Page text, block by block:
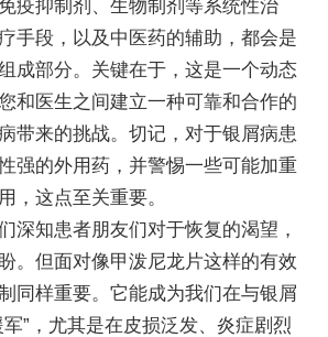
疫抑制剂、生物制剂等系统性治
手段，以及中医药的辅助，都会是
成部分。关键在于，这是一个动态
和医生之间建立一种可靠和合作的
带来的挑战。切记，对于银屑病患
强的外用药，并警惕一些可能加重
，这点至关重要。
深知患者朋友们对于恢复的渴望，
。但面对像甲泼尼龙片这样的有效
同样重要。它能成为我们在与银屑
”，尤其是在皮损泛发、炎症剧烈